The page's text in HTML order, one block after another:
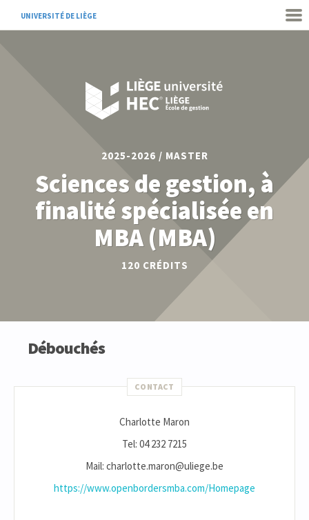
UNIVERSITÉ DE LIÈGE
2025-2026 / MASTER
Sciences de gestion, à
finalité spécialisée en
MBA (MBA)
120 CRÉDITS
Débouchés
CONTACT
Charlotte Maron
Tel: 04 232 7215
Mail: charlotte.maron@uliege.be
https://www.openbordersmba.com/Homepage